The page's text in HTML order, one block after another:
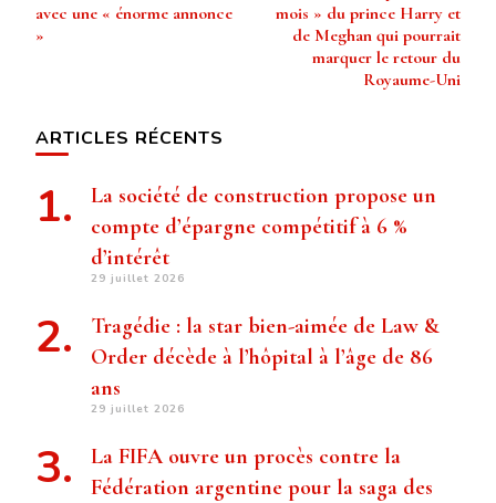
avec une « énorme annonce
»
mois » du prince Harry et
de Meghan qui pourrait
marquer le retour du
Royaume-Uni
ARTICLES RÉCENTS
La société de construction propose un
compte d’épargne compétitif à 6 %
d’intérêt
29 juillet 2026
Tragédie : la star bien-aimée de Law &
Order décède à l’hôpital à l’âge de 86
ans
29 juillet 2026
La FIFA ouvre un procès contre la
Fédération argentine pour la saga des